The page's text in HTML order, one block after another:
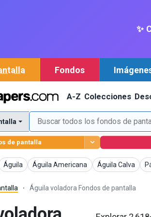
✨
Fondos
A-Z Colecciones
de pantalla
Águila
Fondos de pantallaÁguila Americana
Fondos de pantalla Águila Calva
Fondos de
Águila voladora Fondos de pantalla